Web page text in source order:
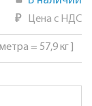
₽ Цена с НДС
= 57,9 кг ]